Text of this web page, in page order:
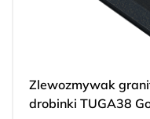
Zlewozmywak
drobinki TUGA38